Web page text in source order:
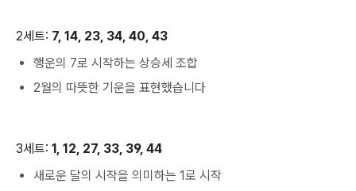
2세트: 7, 14, 23, 34, 40, 43
행운의 7로 시작하는 상승세 조합
2월의 따뜻한 기운을 표현했습니다
3세트: 1, 12, 27, 33, 39, 44
새로운 달의 시작을 의미하는 1로 시작